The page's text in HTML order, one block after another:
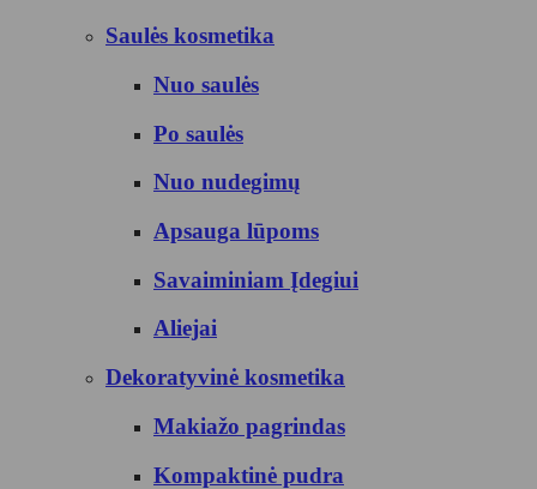
Saulės kosmetika
Nuo saulės
Po saulės
Nuo nudegimų
Apsauga lūpoms
Savaiminiam Įdegiui
Aliejai
Dekoratyvinė kosmetika
Makiažo pagrindas
Kompaktinė pudra